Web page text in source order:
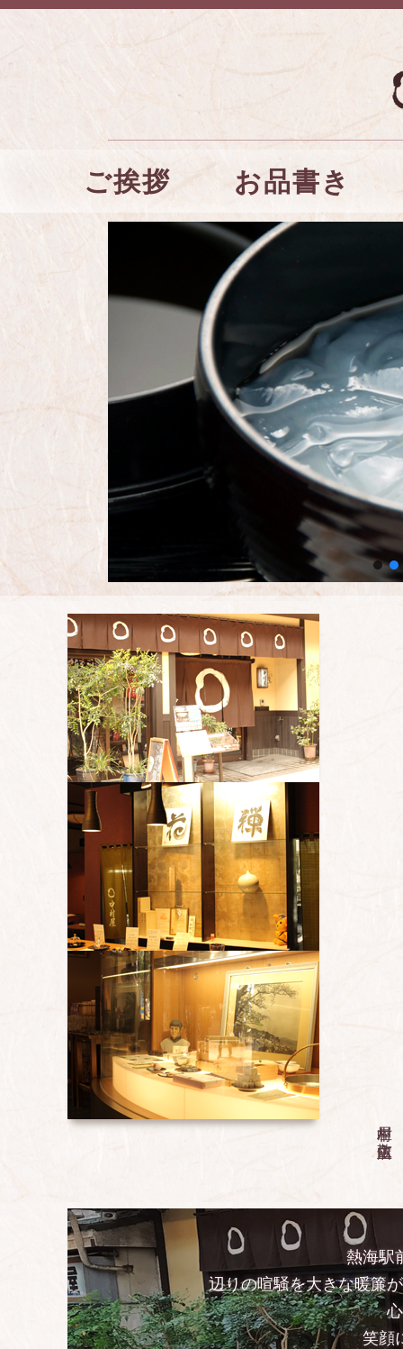
メインメニュー
移
ご挨拶 お品書き
中村屋 店主敬白
熱海駅
辺りの喧騒を大きな暖簾
笑顔